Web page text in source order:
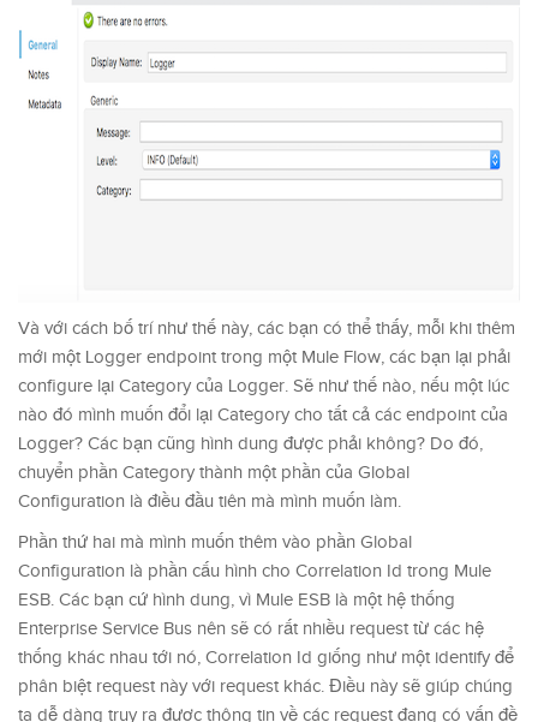
Và với cách bố trí như thế này, các bạn có thể thấy, mỗi khi thêm
mới một Logger endpoint trong một Mule Flow, các bạn lại phải
configure lại Category của Logger. Sẽ như thế nào, nếu một lúc
nào đó mình muốn đổi lại Category cho tất cả các endpoint của
Logger? Các bạn cũng hình dung được phải không? Do đó,
chuyển phần Category thành một phần của Global
Configuration là điều đầu tiên mà mình muốn làm.
Phần thứ hai mà mình muốn thêm vào phần Global
Configuration là phần cấu hình cho Correlation Id trong Mule
ESB. Các bạn cứ hình dung, vì Mule ESB là một hệ thống
Enterprise Service Bus nên sẽ có rất nhiều request từ các hệ
thống khác nhau tới nó, Correlation Id giống như một identify để
phân biệt request này với request khác. Điều này sẽ giúp chúng
ta dễ dàng truy ra được thông tin về các request đang có vấn đề